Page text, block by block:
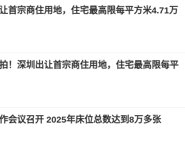
首宗商住用地，住宅最高限每平方米4.71万
！深圳出让首宗商住用地，住宅最高限每平
会议召开 2025年床位总数达到8万多张